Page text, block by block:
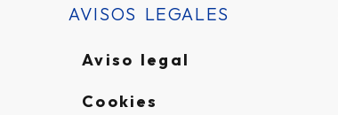
AVISOS LEGALES
Aviso legal
Cookies